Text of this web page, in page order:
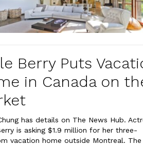
Berry Puts
in Canada on
has details on The News Hub.
is asking $1.9 million for her three-
vacation home outside Montreal. The